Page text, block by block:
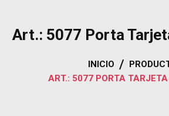
Art.: 5077 Porta
INICIO
ART.: 5077 PORTA